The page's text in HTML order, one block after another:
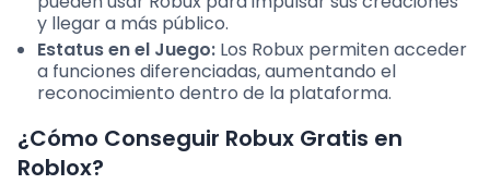
y llegar a más público.
Estatus en el Juego: Los Robux permiten acceder
a funciones diferenciadas, aumentando el
reconocimiento dentro de la plataforma.
¿Cómo Conseguir Robux Gratis en
Roblox?